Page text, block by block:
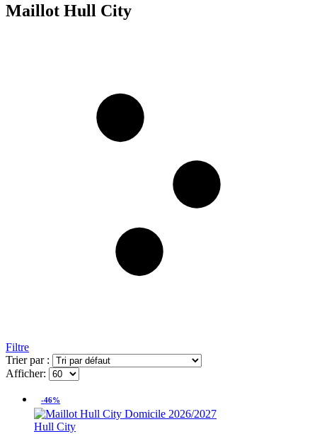
Maillot Hull City
Filtre
Trier par :
Afficher:
-46%
Hull City